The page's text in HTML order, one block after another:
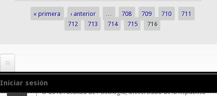
Páginas
« primera ‹ anterior … 708 709 710
711
712
713 714 715 716
Iniciar sesión
© 2010 Facultad de Psicología, Universidad de la República